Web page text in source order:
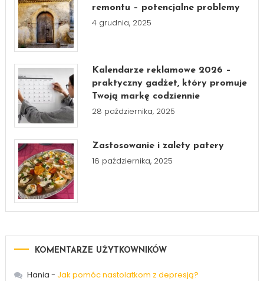
remontu – potencjalne problemy
4 grudnia, 2025
Kalendarze reklamowe 2026 –
praktyczny gadżet, który promuje
Twoją markę codziennie
28 października, 2025
Zastosowanie i zalety patery
16 października, 2025
KOMENTARZE UŻYTKOWNIKÓW
Hania - Jak pomóc nastolatkom z depresją?